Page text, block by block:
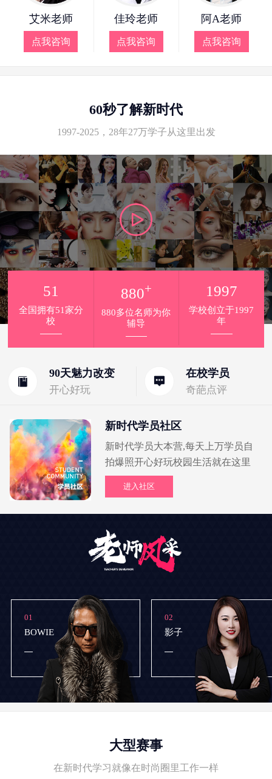
艾米老师
点我咨询
佳玲老师
点我咨询
阿A老师
点我咨询
60秒了解新时代
1997-2025，28年27万学子从这里出发
90天魅力改变
开心好玩
在校学员
奇葩点评
51
全国拥有51家分
校
880+
880多位名师为你
辅导
1997
学校创立于1997
年
新时代学员社区
新时代学员大本营,每天上万学员自
拍爆照开心好玩校园生活就在这里
进入社区
01
BOWIE
02
影子
大型赛事
在新时代学习就像在时尚圈里工作一样